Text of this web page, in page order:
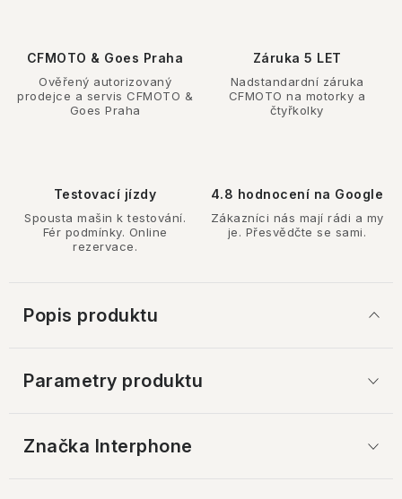
CFMOTO & Goes Praha
Ověřený autorizovaný
prodejce a servis CFMOTO &
Goes Praha
Záruka 5 LET
Nadstandardní záruka
CFMOTO na motorky a
čtyřkolky
Testovací jízdy
Spousta mašin k testování.
Fér podmínky. Online
rezervace.
4.8 hodnocení na Google
Zákazníci nás mají rádi a my
je. Přesvědčte se sami.
Popis produktu
Parametry produktu
Značka Interphone